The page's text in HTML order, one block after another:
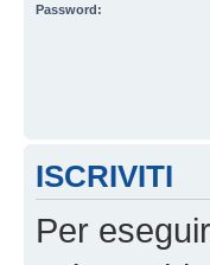
Password:
ISCRIVITI
Per